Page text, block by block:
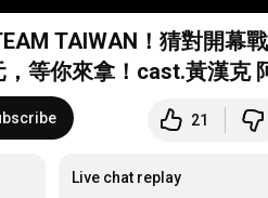
TAIWAN！猜對開幕
等你來拿！cast.黃漢克
21
Live chat replay